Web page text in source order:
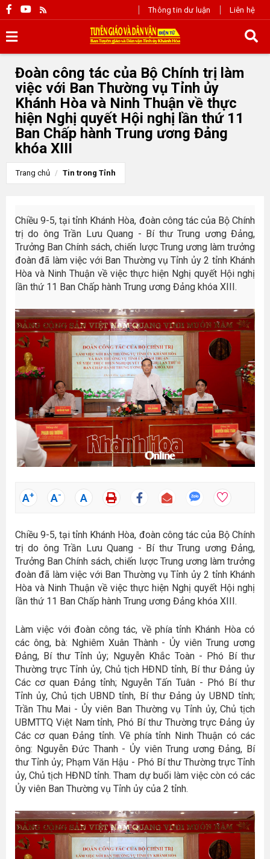
Thông tin dư luận Liên hệ
Đoàn công tác của Bộ Chính trị làm
việc với Ban Thường vụ Tỉnh ủy
Khánh Hòa và Ninh Thuận về thực
hiện Nghị quyết Hội nghị lần thứ 11
Ban Chấp hành Trung ương Đảng
khóa XIII
Trang chủ Tin trong Tỉnh
Chiều 9-5, tại tỉnh Khánh Hòa, đoàn công tác của Bộ Chính
trị do ông Trần Lưu Quang - Bí thư Trung ương Đảng,
Trưởng Ban Chính sách, chiến lược Trung ương làm trưởng
đoàn đã làm việc với Ban Thường vụ Tỉnh ủy 2 tỉnh Khánh
Hòa và Ninh Thuận về việc thực hiện Nghị quyết Hội nghị
lần thứ 11 Ban Chấp hành Trung ương Đảng khóa XIII.
A+ A- A
Chiều 9-5, tại tỉnh Khánh Hòa, đoàn công tác của Bộ Chính
trị do ông Trần Lưu Quang - Bí thư Trung ương Đảng,
Trưởng Ban Chính sách, chiến lược Trung ương làm trưởng
đoàn đã làm việc với Ban Thường vụ Tỉnh ủy 2 tỉnh Khánh
Hòa và Ninh Thuận về việc thực hiện Nghị quyết Hội nghị
lần thứ 11 Ban Chấp hành Trung ương Đảng khóa XIII.
Làm việc với đoàn công tác, về phía tỉnh Khánh Hòa có
các ông, bà: Nghiêm Xuân Thành - Ủy viên Trung ương
Đảng, Bí thư Tỉnh ủy; Nguyễn Khắc Toàn - Phó Bí thư
Thường trực Tỉnh ủy, Chủ tịch HĐND tỉnh, Bí thư Đảng ủy
Các cơ quan Đảng tỉnh; Nguyễn Tấn Tuân - Phó Bí thư
Tỉnh ủy, Chủ tịch UBND tỉnh, Bí thư Đảng ủy UBND tỉnh;
Trần Thu Mai - Ủy viên Ban Thường vụ Tỉnh ủy, Chủ tịch
UBMTTQ Việt Nam tỉnh, Phó Bí thư Thường trực Đảng ủy
Các cơ quan Đảng tỉnh. Về phía tỉnh Ninh Thuận có các
ông: Nguyễn Đức Thanh - Ủy viên Trung ương Đảng, Bí
thư Tỉnh ủy; Phạm Văn Hậu - Phó Bí thư Thường trực Tỉnh
ủy, Chủ tịch HĐND tỉnh. Tham dự buổi làm việc còn có các
Ủy viên Ban Thường vụ Tỉnh ủy của 2 tỉnh.